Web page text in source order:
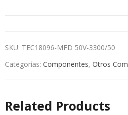
SKU: TEC18096-MFD 50V-3300/50
Categorías: Componentes, Otros Com
Related Products